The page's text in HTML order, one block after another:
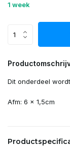
1 week
Dit onderdeel
Afm: 6 x 1,5cm